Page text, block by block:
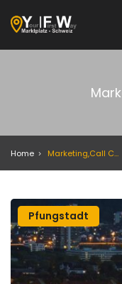
Home Marketing,Call Center
Pfungstadt